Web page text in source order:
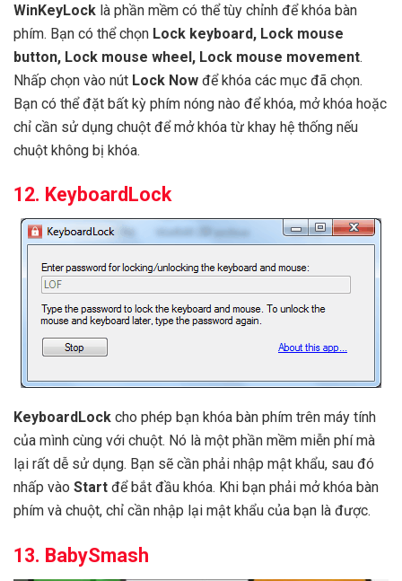
WinKeyLock là phần mềm có thể tùy chỉnh để khóa bàn
phím. Bạn có thể chọn Lock keyboard, Lock mouse
button, Lock mouse wheel, Lock mouse movement.
Nhấp chọn vào nút Lock Now để khóa các mục đã chọn.
Bạn có thể đặt bất kỳ phím nóng nào để khóa, mở khóa hoặc
chỉ cần sử dụng chuột để mở khóa từ khay hệ thống nếu
chuột không bị khóa.
12. KeyboardLock
KeyboardLock cho phép bạn khóa bàn phím trên máy tính
của mình cùng với chuột. Nó là một phần mềm miễn phí mà
lại rất dễ sử dụng. Bạn sẽ cần phải nhập mật khẩu, sau đó
nhấp vào Start để bắt đầu khóa. Khi bạn phải mở khóa bàn
phím và chuột, chỉ cần nhập lại mật khẩu của bạn là được.
13. BabySmash